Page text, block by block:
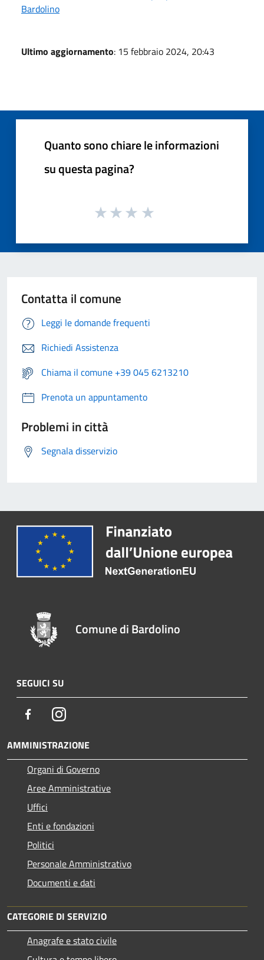
Bardolino
Ultimo aggiornamento: 15 febbraio 2024, 20:43
Quanto sono chiare le informazioni
su questa pagina?
Contatta il comune
Leggi le domande frequenti
Richiedi Assistenza
Chiama il comune +39 045 6213210
Prenota un appuntamento
Problemi in città
Segnala disservizio
Comune di Bardolino
SEGUICI SU
FacebookInstagram
AMMINISTRAZIONE
Organi di Governo
Aree Amministrative
Uffici
Enti e fondazioni
Politici
Personale Amministrativo
Documenti e dati
CATEGORIE DI SERVIZIO
Anagrafe e stato civile